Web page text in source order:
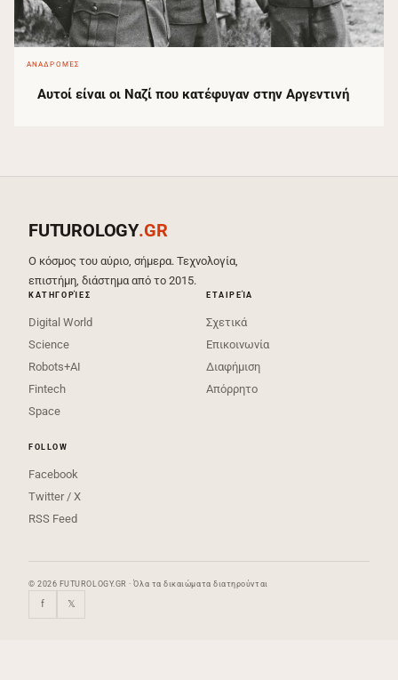
ΑΝΑΔΡΟΜΈΣ
Αυτοί είναι οι Ναζί που κατέφυγαν στην Αργεντινή
FUTUROLOGY.GR
Ο κόσμος του αύριο, σήμερα. Τεχνολογία,
επιστήμη, διάστημα από το 2015.
ΚΑΤΗΓΟΡΊΕΣ
Digital World
Science
Robots+AI
Fintech
Space
ΕΤΑΙΡΕΊΑ
Σχετικά
Επικοινωνία
Διαφήμιση
Απόρρητο
FOLLOW
Facebook
Twitter / X
RSS Feed
© 2026 FUTUROLOGY.GR · Όλα τα δικαιώματα διατηρούνται
f 𝕏